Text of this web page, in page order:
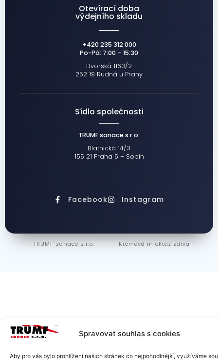
Spravovat souhlas s cookies
Aby pro vás bylo prohlížení našich stránek co nejpohodlnější, využíváme
Otevírací doba
výdejního skladu
+420 235 312 000
Po-Pá: 7:00 – 15:30
Dvorská 1163/2
252 19 Rudná u Prahy
Sídlo společnosti
TRUMF sanace s.r.o.
Blatnická 14/3
155 21 Praha 5 – Sobín
Facebook Instagram
TRUMF sanace s.r.o. Krémová injektáž zdiva